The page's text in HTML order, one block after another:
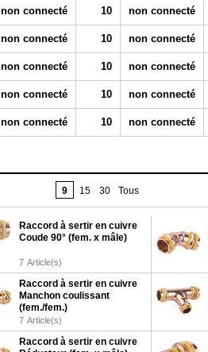
non connecté 10 non connecté
non connecté 10 non connecté
non connecté 10 non connecté
non connecté 10 non connecté
non connecté 10 non connecté
9 15 30 Tous
Raccord à sertir en cuivre
Coude 90° (fem. x mâle)
7 Article(s)
Raccord à sertir en cuivre
Manchon coulissant
(fem./fem.)
7 Article(s)
Raccord à sertir en cuivre